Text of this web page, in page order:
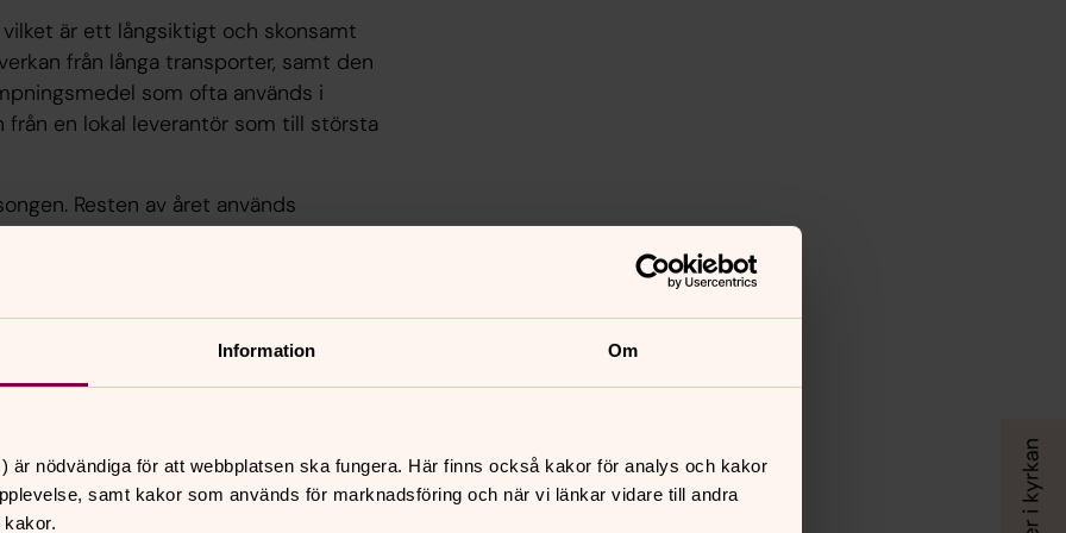
Information Om
är nödvändiga för att webbplatsen ska fungera. Här finns också kakor för analys och kakor
samt kakor som används för marknadsföring och när vi länkar vidare till andra
är ett långsiktigt och skonsamt
från långa transporter, samt den
som ofta används i
från en lokal leverantör som till största
Resten av året används
importade och besprutade
delen av våra tjänstefordon och
tas nästa steg - en fossilfri
på två av våra parkeringar i Mora